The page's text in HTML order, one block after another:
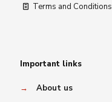
Terms and Conditions
Important links
→
About us